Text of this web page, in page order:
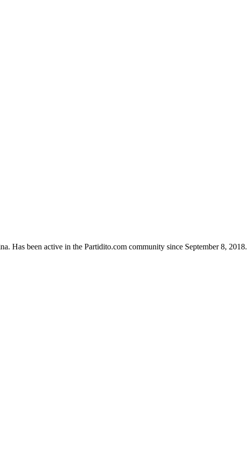
Has been active in the Partidito.com community since September 8, 2018.